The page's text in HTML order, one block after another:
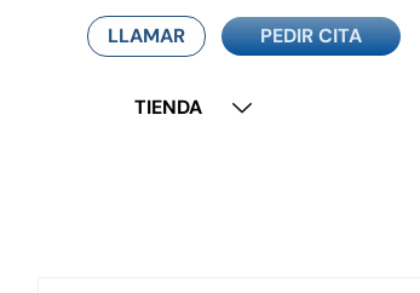
LLAMAR PEDIR CITA
TIENDA